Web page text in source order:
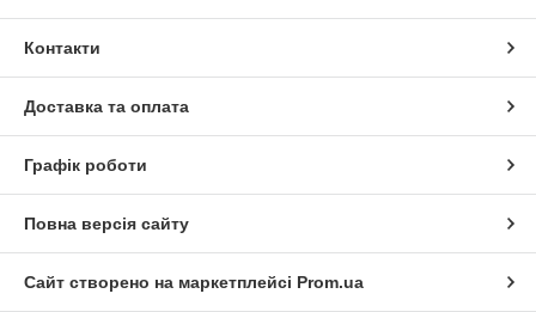
Контакти
Доставка та оплата
Графік роботи
Повна версія сайту
Сайт створено на маркетплейсі Prom.ua